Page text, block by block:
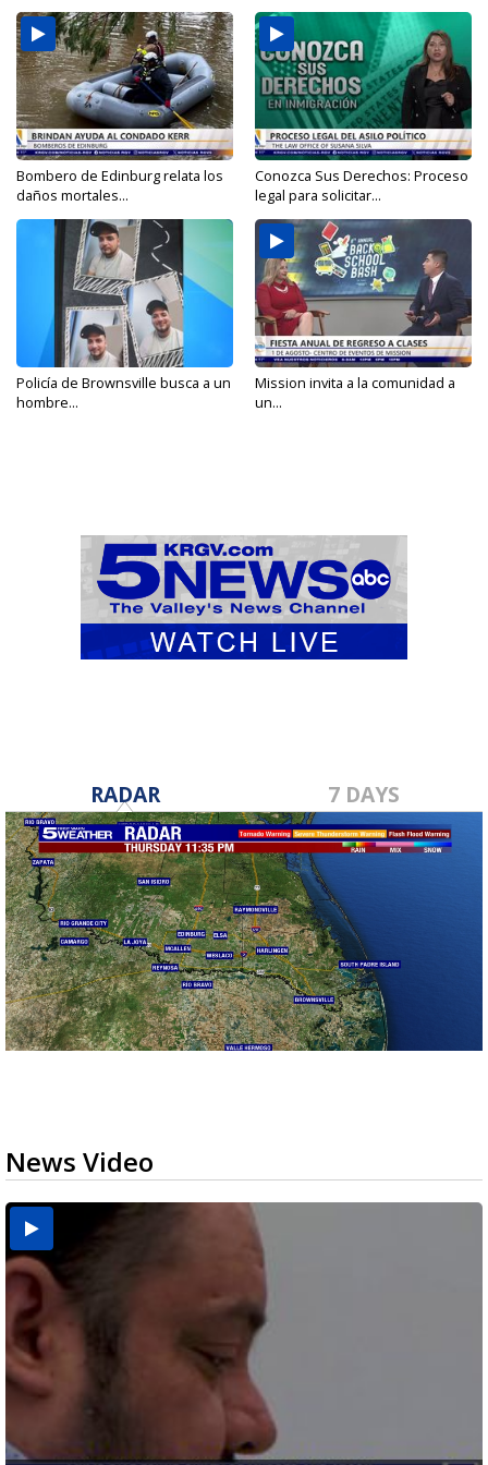
Bombero de Edinburg relata los
daños mortales...
Conozca Sus Derechos: Proceso
legal para solicitar...
Policía de Brownsville busca a un
hombre...
Mission invita a la comunidad a
un...
RADAR 7 DAYS
News Video